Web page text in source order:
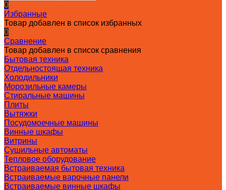
0
Избранные
Товар добавлен в список избранных
0
Сравнение
Товар добавлен в список сравнения
Бытовая техника
Отдельностоящая техника
Холодильники
Морозильные камеры
Стиральные машины
Плиты
Вытяжки
Посудомоечные машины
Винные шкафы
Витрины
Сушильные автоматы
Тепловое оборудование
Встраиваемая бытовая техника
Встраиваемые варочные панели
Встраиваемые винные шкафы